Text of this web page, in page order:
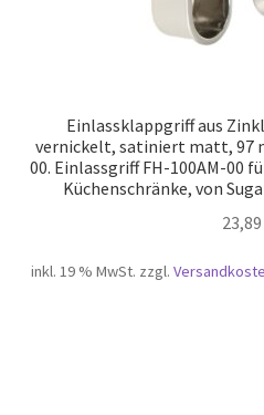
Einlassklappgriff aus
vernickelt, satiniert matt, 97
00. Einlassgriff FH-100AM-00
Küchenschränke, von
23,89
inkl. 19 % MwSt. zzgl.